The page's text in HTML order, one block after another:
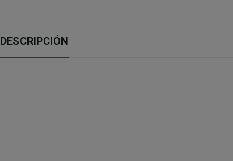
DESCRIPCIÓN